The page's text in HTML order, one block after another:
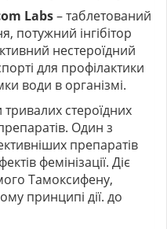
Labs– таблетований
потужний інгібітор
нестероїдний
для профілактики
води в організмі.
стероїдних
Один з
препаратів
фемінізації. Діє
Тамоксифену,
принципі дії. до